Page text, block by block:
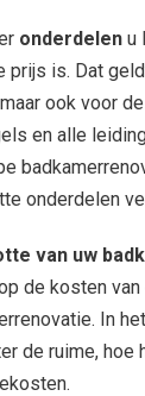
onderdelenu
prijs is. Dat
ook voor
en alle
onderdelen
van uw
de kosten van
In
de ruime, hoe